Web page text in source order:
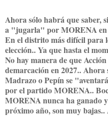
Ahora sólo habrá que saber,
a "jugarla" por MORENA en
En el distrito más difícil para
elección.. Ya que hasta el
No hay manera de que
demarcación en 2027..
Madrazo o Pepín se
por el partido MORENA..
MORENA nunca ha ganado
próximo año, son muy